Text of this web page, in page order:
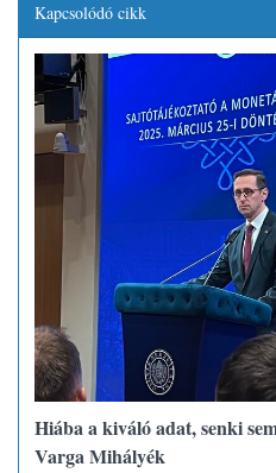
Kapcsolódó cikk
Hiába a kiváló adat, senki
Varga Mihályék